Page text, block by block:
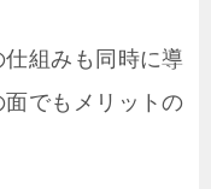
組みも同時に導
でもメリットの